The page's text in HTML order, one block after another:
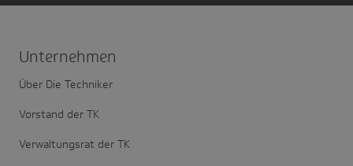
Unter­nehmen
Über Die Techniker
Vorstand der TK
Verwaltungsrat der TK